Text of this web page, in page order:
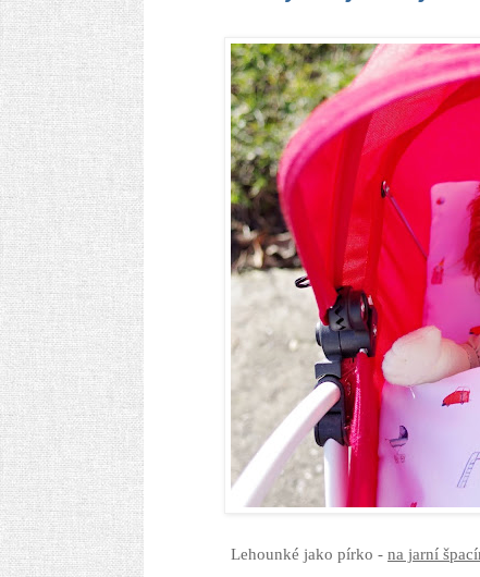
Lehounké jako pírko - na jarní